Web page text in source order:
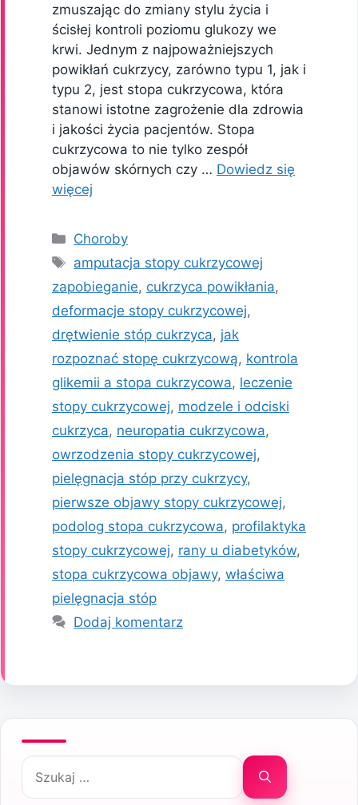
zmuszając do zmiany stylu życia i
ścisłej kontroli poziomu glukozy we
krwi. Jednym z najpoważniejszych
powikłań cukrzycy, zarówno typu 1, jak i
typu 2, jest stopa cukrzycowa, która
stanowi istotne zagrożenie dla zdrowia
i jakości życia pacjentów. Stopa
cukrzycowa to nie tylko zespół
objawów skórnych czy … Dowiedz się
więcej
Kategorie
Choroby
Tagi
amputacja stopy cukrzycowej
zapobieganie, cukrzyca powikłania,
deformacje stopy cukrzycowej,
drętwienie stóp cukrzyca, jak
rozpoznać stopę cukrzycową, kontrola
glikemii a stopa cukrzycowa, leczenie
stopy cukrzycowej, modzele i odciski
cukrzyca, neuropatia cukrzycowa,
owrzodzenia stopy cukrzycowej,
pielęgnacja stóp przy cukrzycy,
pierwsze objawy stopy cukrzycowej,
podolog stopa cukrzycowa, profilaktyka
stopy cukrzycowej, rany u diabetyków,
stopa cukrzycowa objawy, właściwa
pielęgnacja stóp
Dodaj komentarz
Szukaj: